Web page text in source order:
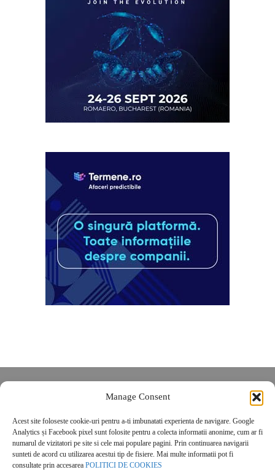
Manage Consent
Acest site foloseste cookie-uri pentru a-ti imbunatati experienta de navigare. Google
Analytics și Facebook pixel sunt folosite pentru a colecta informatii anonime, cum ar fi
numarul de vizitatori pe site si cele mai populare pagini. Prin continuarea navigarii
sunteti de acord cu utilizarea acestui tip de fisiere. Mai multe informatii pot fi
consultate prin accesarea POLITICI DE COOKIES
POLITICĂ DE CONFIDENȚIALITATE
Politica de cookies